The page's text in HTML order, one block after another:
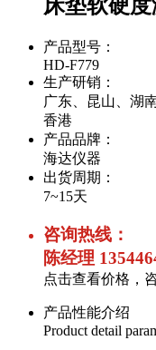
床垫软硬
产品型号：
HD-F779
生产研销：
广东、昆山、湖
香港
产品品牌：
海达仪器
出货周期：
7~15天
咨询热线：
陈经理
点击查看价格，
产品性能介绍
Product detail